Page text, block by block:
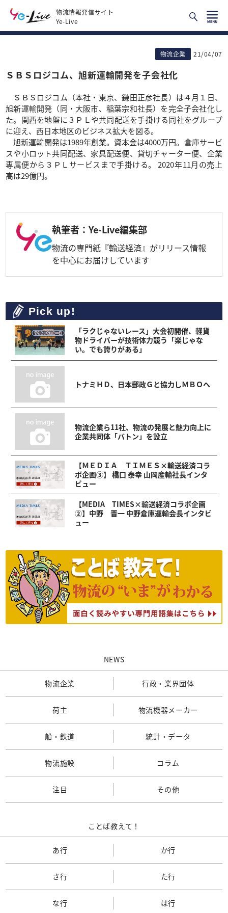
物流情報発信サイト
Ye-Live
物流企業 21/04/07
ＳＢＳロジコム、旭新運輸開発を子会社化
ＳＢＳロジコム（本社・東京、鎌田正彦社長）は４月１日、
旭新運輸開発（同・大阪市、稲葉宗和社長）を完全子会社化し
た。関西を地盤に３ＰＬや共同配送を手掛ける同社をグループ
に迎え、西日本地区のビジネス拡大を図る。
旭新運輸開発は1989年創業。資本金は4000万円。倉庫サービ
スや小ロット共同配送、家具配送便、貸切チャーター便、企業
専属便から３ＰＬサービスまで手掛ける。 2020年11月の売上
高は29億円。
執筆者：Ye-Live編集部
物流の専門紙『輸送経済』がリリース情報
を中心にお届けしています
Pick up!
「ラクじゃないレース」大会初開催、軽貨
物ドライバーが技術体力競う「楽じゃな
い。でも誇りがある」
トナミＨＤ、日本郵政Ｇと協力しＭＢＯへ
物流企業ら11社、物流の発展と魅力向上に
企業共同体「バトン」を設立
【ＭＥＤＩＡ ＴＩＭＥＳ×輸送経済コラ
ボ企画③】 橋口 泰幸 山岡産輸社長インタ
ビュー
【MEDIA TIMES×輸送経済コラボ企画
②】中野 晋一 中野倉庫運輸会長インタビ
ュー
NEWS
物流企業 行政・業界団体
荷主 物流機器メーカー
船・鉄道 統計・データ
物流施設 コラム
注目 その他
ことば教えて！
あ行 か行
さ行 た行
な行 は行